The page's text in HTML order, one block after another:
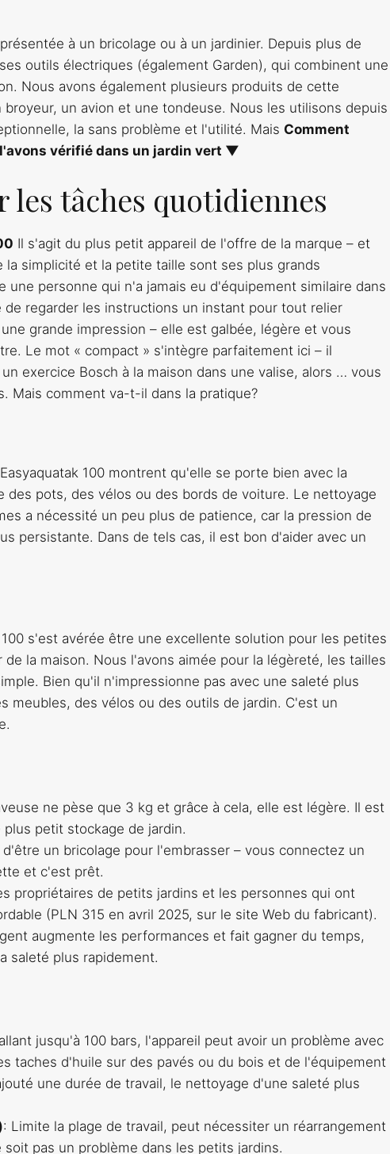
à un bricolage ou à un jardinier. Depuis plus de
outils électriques (également Garden), qui combinent une
Nous avons également plusieurs produits de cette
un avion et une tondeuse. Nous les utilisons depuis
la sans problème et l'utilité. Mais Comment
vérifié dans un jardin vert ▼
les tâches quotidiennes
Il s'agit du plus petit appareil de l'offre de la marque – et
simplicité et la petite taille sont ses plus grands
personne qui n'a jamais eu d'équipement similaire dans
regarder les instructions un instant pour tout relier
grande impression – elle est galbée, légère et vous
Le mot « compact » s'intègre parfaitement ici – il
exercice Bosch à la maison dans une valise, alors … vous
Mais comment va-t-il dans la pratique?
100 montrent qu'elle se porte bien avec la
pots, des vélos ou des bords de voiture. Le nettoyage
a nécessité un peu plus de patience, car la pression de
persistante. Dans de tels cas, il est bon d'aider avec un
s'est avérée être une excellente solution pour les petites
la maison. Nous l'avons aimée pour la légèreté, les tailles
Bien qu'il n'impressionne pas avec une saleté plus
meubles, des vélos ou des outils de jardin. C'est un
ne pèse que 3 kg et grâce à cela, elle est légère. Il est
petit stockage de jardin.
un bricolage pour l'embrasser – vous connectez un
et c'est prêt.
propriétaires de petits jardins et les personnes qui ont
(PLN 315 en avril 2025, sur le site Web du fabricant).
augmente les performances et fait gagner du temps,
saleté plus rapidement.
jusqu'à 100 bars, l'appareil peut avoir un problème avec
taches d'huile sur des pavés ou du bois et de l'équipement
une durée de travail, le nettoyage d'une saleté plus
: Limite la plage de travail, peut nécessiter un réarrangement
pas un problème dans les petits jardins.